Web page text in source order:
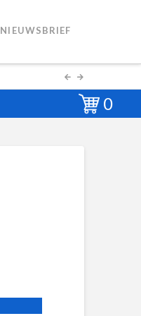
NIEUWSBRIEF
0